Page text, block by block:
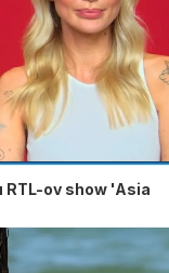
RTL-ov show 'Asia